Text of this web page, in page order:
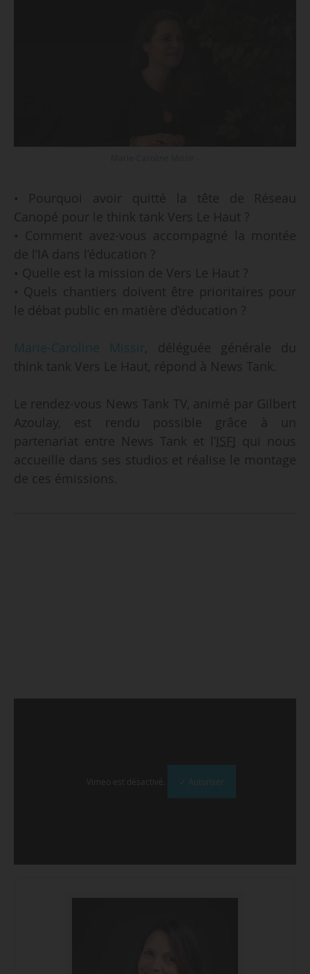
• Pourquoi avoir quitté la tête de Réseau
Canopé pour le think tank Vers Le Haut ?
• Comment avez-vous accompagné la montée
de l’IA dans l’éducation ?
• Quelle est la mission de Vers Le Haut ?
• Quels chantiers doivent être prioritaires pour
le débat public en matière d’éducation ?
Marie-Caroline Missir, déléguée générale du
think tank Vers Le Haut, répond à News Tank.
Le rendez-vous News Tank TV, animé par Gilbert
Azoulay, est rendu possible grâce à un
partenariat entre News Tank et l’ISFJ qui nous
accueille dans ses studios et réalise le montage
de ces émissions.
Vimeo est désactivé. ✓ Autoriser